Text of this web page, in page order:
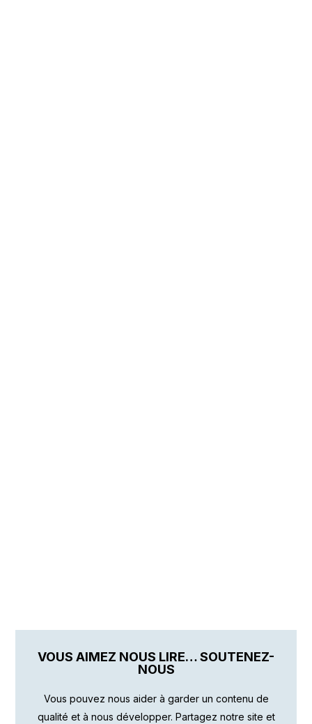
VOUS AIMEZ NOUS LIRE… SOUTENEZ-
NOUS
Vous pouvez nous aider à garder un contenu de
qualité et à nous développer. Partagez notre site et